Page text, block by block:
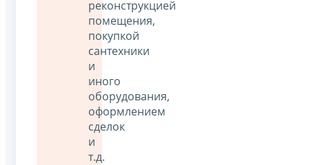
реконструкцией
помещения,
покупкой
сантехники
и
иного
оборудования,
оформлением
сделок
и
т.д.